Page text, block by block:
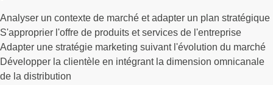
Analyser un contexte de marché et adapter un plan stratégique
S'approprier l'offre de produits et services de l'entreprise
Adapter une stratégie marketing suivant l'évolution du marché
Développer la clientèle en intégrant la dimension omnicanale
de la distribution